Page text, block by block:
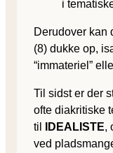
i
Derudover kan
(8) dukke op,
“immateriel”
Til sidst er der
ofte diakritiske
til
IDEALISTE,
ved